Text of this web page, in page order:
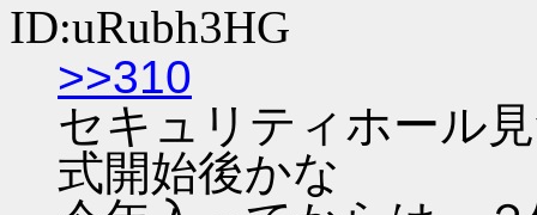
ID:uRubh3HG
>>310
セキュリティホール
式開始後かな